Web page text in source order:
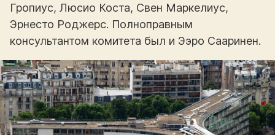
Гропиус, Люсио Коста, Свен Маркелиус,
Эрнесто Роджерс. Полноправным
консультантом комитета был и Ээро Сааринен.